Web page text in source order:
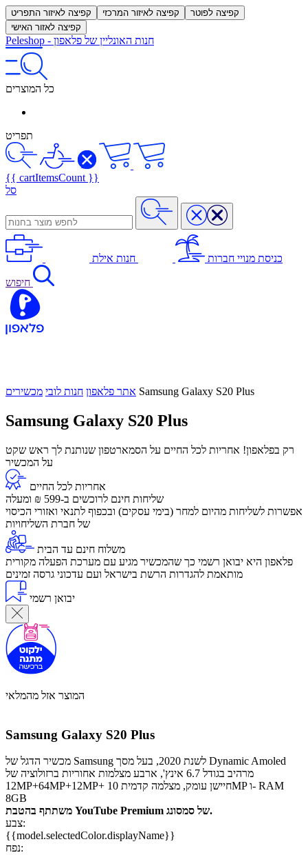
קפיצה לאיזור התפריט קפיצה לאיזור המרכזי
קפיצה לפוטר
קפיצה לאזור האישי
Peleshop - חנות האונליין של פלאפון
כל המוצרים
תפריט
{{ cartItemsCount }}
סל
כניסת מנויי חברות חנות אילת
חיפוש
אתר פלאפון חנות לובי מכשירים Samsung Galaxy S20 Plus
Samsung Galaxy S20 Plus
רק בפלאפון! אחריות לכל החיים על הסמארטפון שנותנת לך ראש שקט
על המכשיר
אחריות לכל החיים
שליחות חינם לרוכשים ב-599 ₪ ומעלה
​אפשרות לשליחות מהיום למחר (בימי עסקים) ובכפוף לתנאי ואזורי הכיסוי
של חברת השליחויות
משלוח חינם עד הבית
פלאפון היא יבואן רשמי כך שהמכשיר מגיע עם מערכת הפעלה מקורית
מותאמת להגדרות הרשת בישראל ועם עדכוני גרסה זמינים
יבואן רשמי
המוצר אזל מהמלאי
Samsung Galaxy S20 Plus
מכשיר הדגל של Samsung לשנת 2020, בעל מסך Dynamic Amoled
מרהיב בגודל 6.7 אינץ', ארבע מצלמות אחוריות ברזולוציה של
12MP+64MP+12MP+ חיישן עומק, מצלמה קדמית 10MP ו- RAM
8GB
משתתף בהטבת YouTube Premium של סמסונג.
צבע:
{{model.selectedColor.displayName}}
נפח: